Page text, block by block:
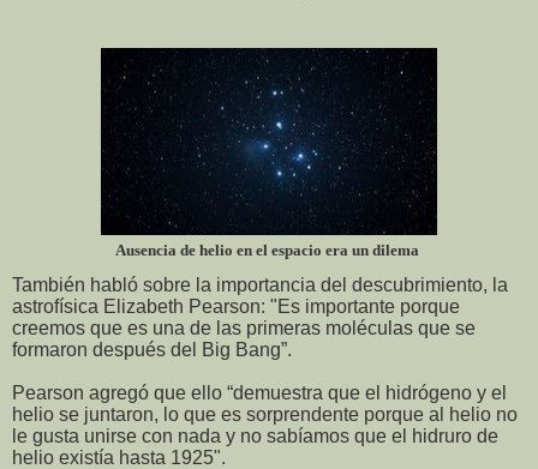
Ausencia de helio en el espacio era un dilema
También habló sobre la importancia del descubrimiento, la
astrofísica Elizabeth Pearson: "Es importante porque
creemos que es una de las primeras moléculas que se
formaron después del Big Bang”.
Pearson agregó que ello “demuestra que el hidrógeno y el
helio se juntaron, lo que es sorprendente porque al helio no
le gusta unirse con nada y no sabíamos que el hidruro de
helio existía hasta 1925".